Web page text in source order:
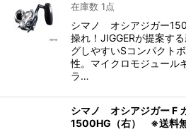
在庫数 1点
シマノ オシアジガー
操れ！JIGGERが提案す
グしやすいSコンパクト
性。マイクロモジュール
ラ…
シマノ オシアジガー F
1500HG（右） ※送料